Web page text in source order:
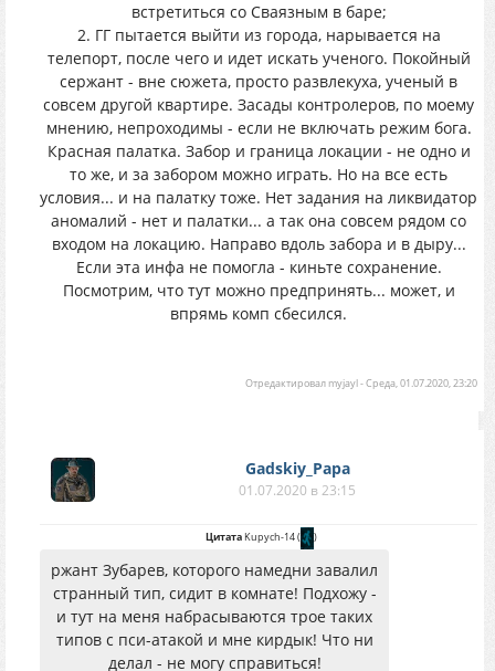
встретиться со Сваязным в баре;
2. ГГ пытается выйти из города, нарывается на
телепорт, после чего и идет искать ученого. Покойный
сержант - вне сюжета, просто развлекуха, ученый в
совсем другой квартире. Засады контролеров, по моему
мнению, непроходимы - если не включать режим бога.
Красная палатка. Забор и граница локации - не одно и
то же, и за забором можно играть. Но на все есть
условия... и на палатку тоже. Нет задания на ликвидатор
аномалий - нет и палатки... а так она совсем рядом со
входом на локацию. Направо вдоль забора и в дыру...
Если эта инфа не помогла - киньте сохранение.
Посмотрим, что тут можно предпринять... может, и
впрямь комп сбесился.
Отредактировал myjayl-Среда, 01.07.2020, 23:20
Gadskiy_Papa
01.07.2020 в 23:15
ЦитатаKupych-14( )
ржант Зубарев, которого намедни завалил
странный тип, сидит в комнате! Подхожу -
и тут на меня набрасываются трое таких
типов с пси-атакой и мне кирдык! Что ни
делал - не могу справиться!